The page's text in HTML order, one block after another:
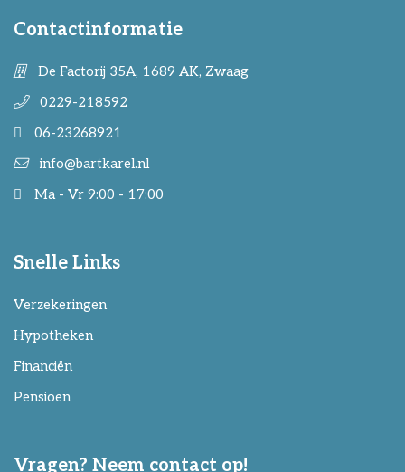
Contactinformatie
De Factorij 35A, 1689 AK, Zwaag
0229-218592
06-23268921
info@bartkarel.nl
Ma - Vr 9:00 - 17:00
Snelle Links
Verzekeringen
Hypotheken
Financiën
Pensioen
Vragen? Neem contact op!